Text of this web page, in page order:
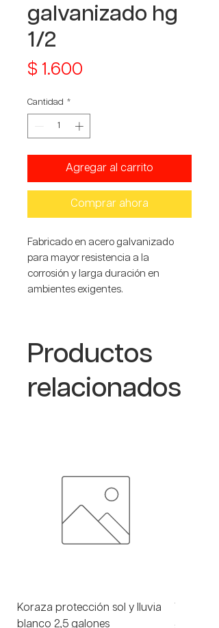
galvanizado hg
1/2
$ 1.600
Cantidad *
Agregar al carrito
Comprar ahora
Fabricado en acero galvanizado
para mayor resistencia a la
corrosión y larga duración en
ambientes exigentes.
Productos
relacionados
Koraza protección sol y lluvia
blanco 2,5 galones